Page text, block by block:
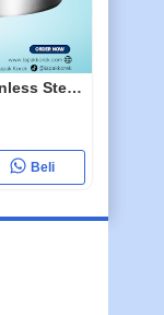
Asbak Rokok Stainless Steel Slyz23
Beli